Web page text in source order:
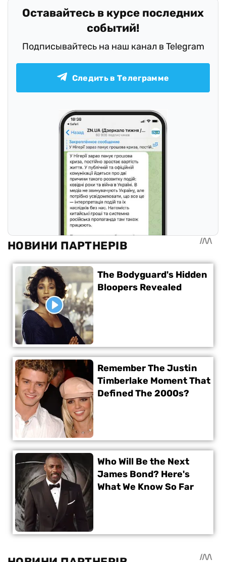
Оставайтесь в курсе последних
событий!
Подписывайтесь на наш канал в Telegram
Следить в Телеграмме